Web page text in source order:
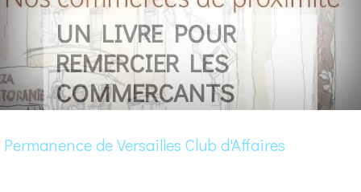
UN LIVRE POUR
REMERCIER LES
COMMERCANTS
Permanence de Versailles Club d'Affaires